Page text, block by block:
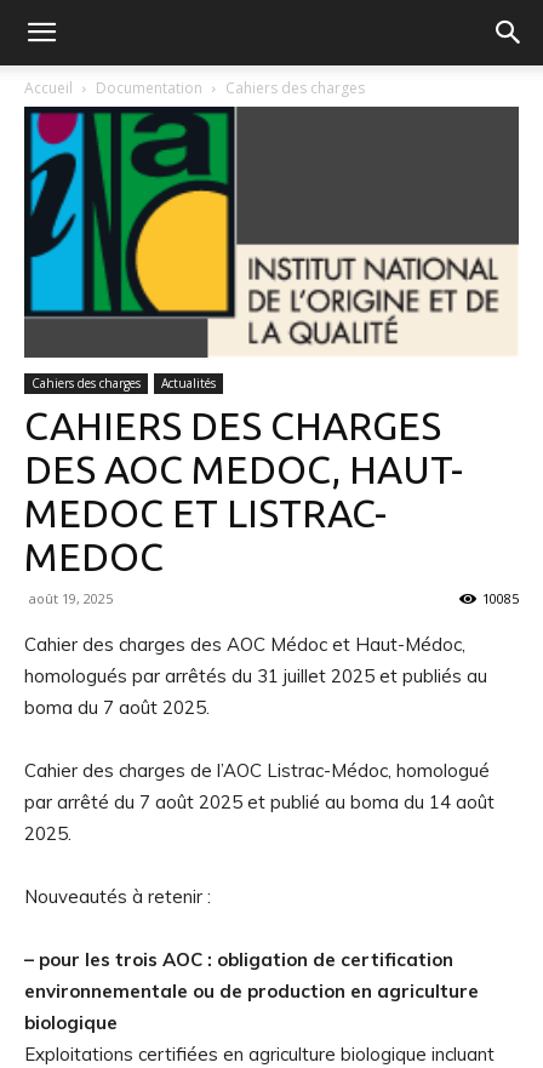
FGVB
Accueil Documentation Cahiers des charges
Cahiers des charges Actualités
CAHIERS DES CHARGES
DES AOC MEDOC, HAUT-
MEDOC ET LISTRAC-
MEDOC
août 19, 2025 10085
Cahier des charges des AOC Médoc et Haut-Médoc,
homologués par arrêtés du 31 juillet 2025 et publiés au
boma du 7 août 2025.
Cahier des charges de l’AOC Listrac-Médoc, homologué
par arrêté du 7 août 2025 et publié au boma du 14 août
2025.
Nouveautés à retenir :
– pour les trois AOC : obligation de certification
environnementale ou de production en agriculture
biologique
Exploitations certifiées en agriculture biologique incluant